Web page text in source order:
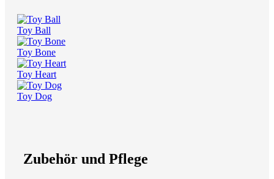
Toy Ball
Toy Bone
Toy Heart
Toy Dog
Zubehör und Pflege